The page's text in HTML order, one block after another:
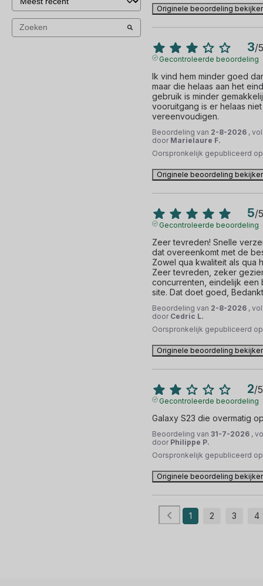
Originele beoordeling
3/5
Gecontroleerde beoordeling
Ik vind hem minder goed
maar die helaas aan het
gebruik is minder
vooruitgang is er helaas
vereenvoudigen.
Beoordeling van 2-8-2026 ,
door Marielaure F.
Oorspronkelijk gepubliceerd
Originele beoordeling
5/5
Gecontroleerde beoordeling
Zeer tevreden! Snelle
dat overeenkomt met de
Zowel qua kwaliteit als qua
Zeer tevreden, zeker
concurrenten, eindelijk
site. Dat doet goed,
Beoordeling van 2-8-2026 ,
door Cedric L.
Oorspronkelijk gepubliceerd
Originele beoordeling
2/5
Gecontroleerde beoordeling
Galaxy S23 die overmatig
Beoordeling van 31-7-2026 ,
door Philippe P.
Oorspronkelijk gepubliceerd
Originele beoordeling
1 2 3 4